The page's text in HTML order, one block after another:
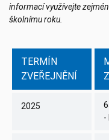
informací využívejte
školnímu roku.
TERMÍN
ZVEŘEJNĚNÍ
2025
-